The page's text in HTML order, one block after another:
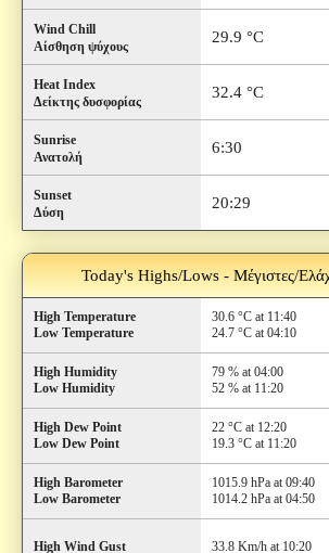
Wind Chill
Αίσθηση ψύχους
29.9 °C
Heat Index
Δείκτης δυσφορίας
32.4 °C
Sunrise
Ανατολή
6:30
Sunset
Δύση
20:29
Today's Highs/Lows - Μέγιστες/
High Temperature
Low Temperature
30.6 °C at 11:40
24.7 °C at 04:10
High Humidity
Low Humidity
79 % at 04:00
52 % at 11:20
High Dew Point
Low Dew Point
22 °C at 12:20
19.3 °C at 11:20
High Barometer
Low Barometer
1015.9 hPa at 09:40
1014.2 hPa at 04:50
High Wind Gust 33.8 Km/h at 10:20